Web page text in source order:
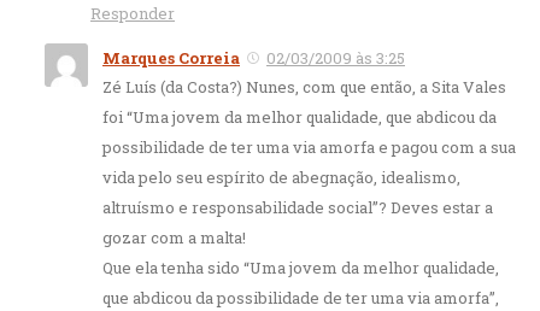
Responder
Marques Correia
02/03/2009 às 3:25
Zé Luís (da Costa?) Nunes, com que então, a Sita Vales
foi “Uma jovem da melhor qualidade, que abdicou da
possibilidade de ter uma via amorfa e pagou com a sua
vida pelo seu espírito de abegnação, idealismo,
altruísmo e responsabilidade social”? Deves estar a
gozar com a malta!
Que ela tenha sido “Uma jovem da melhor qualidade,
que abdicou da possibilidade de ter uma via amorfa”,